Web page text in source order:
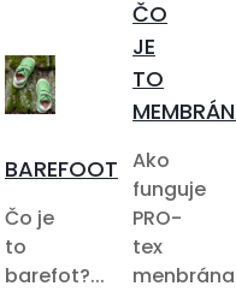
BAREFOOT
Čo je
to
barefot?...
ČO
JE
TO
Ako
funguje
PRO-
tex